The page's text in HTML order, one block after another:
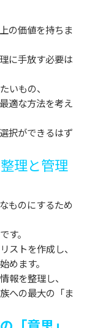
の価値を持ちま
に手放す必要は
いもの、
適な方法を考え
択ができるはず
理と管理
ものにするため
す。
ストを作成し、
めます。
報を整理し、
への最大の「ま